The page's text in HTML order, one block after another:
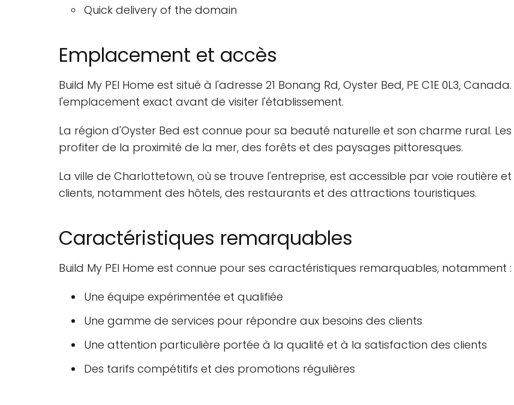
Quick delivery of the domain
Emplacement et accès
Build My PEI Home est situé à l'adresse 21 Bonang Rd, Oyster Bed, PE C1E 0L3,
l'emplacement exact avant de visiter l'établissement.
La région d'Oyster Bed est connue pour sa beauté naturelle et son charme rural. Les
profiter de la proximité de la mer, des forêts et des paysages pittoresques.
La ville de Charlottetown, où se trouve l'entreprise, est accessible par voie routière
clients, notamment des hôtels, des restaurants et des attractions touristiques.
Caractéristiques remarquables
Build My PEI Home est connue pour ses caractéristiques remarquables, notamment :
Une équipe expérimentée et qualifiée
Une gamme de services pour répondre aux besoins des clients
Une attention particulière portée à la qualité et à la satisfaction des clients
Des tarifs compétitifs et des promotions régulières